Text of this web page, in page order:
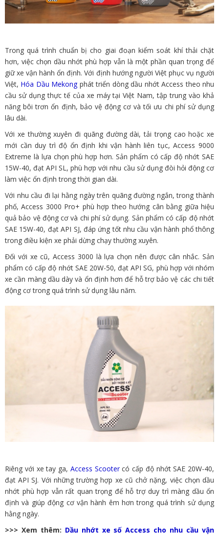
Trong quá trình chuẩn bị cho giai đoạn kiểm soát khí thải chặt
hơn, việc chọn dầu nhớt phù hợp vẫn là một phần quan trọng để
giữ xe vận hành ổn định. Với định hướng người Việt phục vụ người
Việt, Hóa Dầu Mekongphát triển dòng dầu nhớt Access theo nhu
cầu sử dụng thực tế của xe máy tại Việt Nam, tập trung vào khả
năng bôi trơn ổn định, bảo vệ động cơ và tối ưu chi phí sử dụng
lâu dài.
Với xe thường xuyên đi quãng đường dài, tải trọng cao hoặc xe
mới cần duy trì độ ổn định khi vận hành liên tục, Access 9000
Extreme là lựa chọn phù hợp hơn. Sản phẩm có cấp độ nhớt SAE
15W-40, đạt API SL, phù hợp với nhu cầu sử dụng đòi hỏi động cơ
làm việc ổn định trong thời gian dài.
Với nhu cầu đi lại hằng ngày trên quãng đường ngắn, trong thành
phố, Access 3000 Pro+ phù hợp theo hướng cân bằng giữa hiệu
quả bảo vệ động cơ và chi phí sử dụng. Sản phẩm có cấp độ nhớt
SAE 15W-40, đạt API SJ, đáp ứng tốt nhu cầu vận hành phổ thông
trong điều kiện xe phải dừng chạy thường xuyên.
Đối với xe cũ, Access 3000 là lựa chọn nên được cân nhắc. Sản
phẩm có cấp độ nhớt SAE 20W-50, đạt API SG, phù hợp với nhóm
xe cần màng dầu dày và ổn định hơn để hỗ trợ bảo vệ các chi tiết
động cơ trong quá trình sử dụng lâu năm.
Riêng với xe tay ga, Access Scootercó cấp độ nhớt SAE 20W-40,
đạt API SJ. Với những trường hợp xe cũ chở nặng, việc chọn dầu
nhớt phù hợp vẫn rất quan trọng để hỗ trợ duy trì màng dầu ổn
định và giúp động cơ vận hành êm hơn trong quá trình sử dụng
hằng ngày.
>>> Xem thêm: Dầu nhớt xe số Access cho nhu cầu vận